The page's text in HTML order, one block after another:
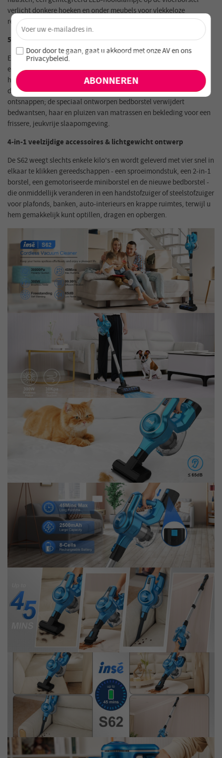
verlicht donkere hoeken en onder meubels voor vlekkeloze
resultaten.
5-traps HEPA-filtratie & upgrade van de bedborstel
Een afgedicht 5-traps cycloonsysteem - nu geüpgraded met een
echt HEPA-filter dat 99,97 % van de pollen, huisstofmijt en
huidschilfers van huisdieren vangt - houdt microscopisch kleine
deeltjes opgesloten in de bak en laat alleen schone lucht
ontsnappen; de speciaal ontworpen bedborstel verwijdert
bedwantsen, haar en pluizen van matrassen en bekleding voor een
frissere, jeukvrije slaapomgeving.
4-in-1 veelzijdige accessoires & lichtgewicht ontwerp
De S62 weegt slechts enkele kilo's en wordt geleverd met vier snel in
elkaar te klikken gereedschappen - een sproeimondstuk, een 2-in-1
borstel, een gemotoriseerde miniborstel en de nieuwe bedborstel -
die onmiddellijk veranderen in een handstofzuiger of steelstofzuiger
voor plafonds, banken, auto-interieurs en krappe ruimtes, terwijl u
hem gemakkelijk kunt optillen, dragen en opbergen.
Ontgrendel 4% Korting – Schrijf je nu in!
Word lid van onze nieuwsbrief en mis nooit speciale
aanbiedingen en nieuwe producten!
×
Door door te gaan, gaat u akkoord met onzeAV enons
Privacybeleid.